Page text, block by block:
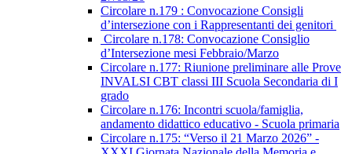
Circolare n.179 : Convocazione Consigli
d’intersezione con i Rappresentanti dei genitori
Circolare n.178: Convocazione Consiglio
d’Intersezione mesi Febbraio/Marzo
Circolare n.177: Riunione preliminare alle Prove
INVALSI CBT classi III Scuola Secondaria di I
grado
Circolare n.176: Incontri scuola/famiglia,
andamento didattico educativo - Scuola primaria
Circolare n.175: “Verso il 21 Marzo 2026” -